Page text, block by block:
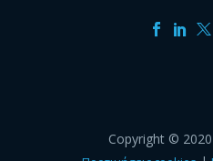
Copyright ©